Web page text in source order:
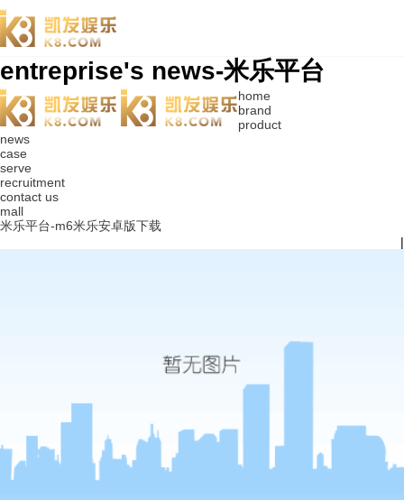
entreprise's news-米乐平台
home
brand
product
news
case
serve
recruitment
contact us
mall
米乐平台-m6米乐安卓版下载
|